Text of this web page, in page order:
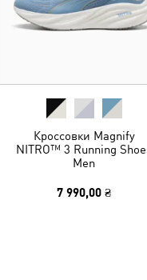
Кроссовки Magnify
NITRO™ 3 Running
Men
7 990,00 ₴